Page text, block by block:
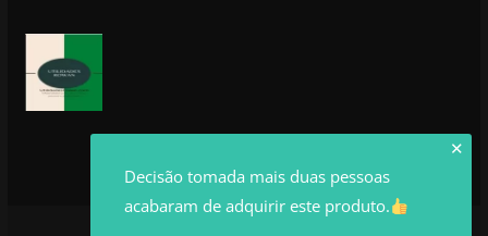
✕
Decisão tomada mais duas pessoas
acabaram de adquirir este produto.